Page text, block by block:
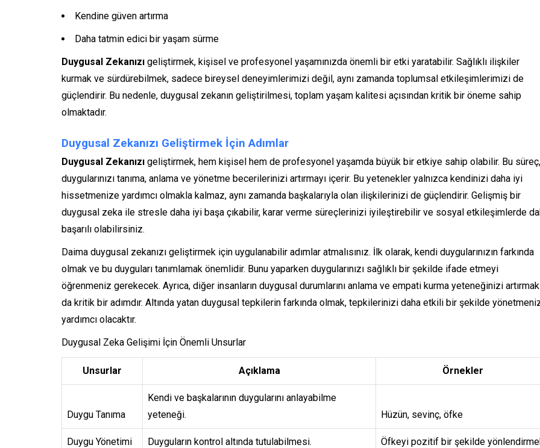
Kendine güven artırma
Daha tatmin edici bir yaşam sürme
Duygusal Zekanızı geliştirmek, kişisel ve profesyonel yaşamınızda önemli bir etki yaratabilir. Sağlıklı ilişkiler
kurmak ve sürdürebilmek, sadece bireysel deneyimlerimizi değil, aynı zamanda toplumsal etkileşimlerimizi de
güçlendirir. Bu nedenle, duygusal zekanın geliştirilmesi, toplam yaşam kalitesi açısından kritik bir öneme sahip
olmaktadır.
Duygusal Zekanızı Geliştirmek İçin Adımlar
Duygusal Zekanızı geliştirmek, hem kişisel hem de profesyonel yaşamda büyük bir etkiye sahip olabilir. Bu süreç,
duygularınızı tanıma, anlama ve yönetme becerilerinizi artırmayı içerir. Bu yetenekler yalnızca kendinizi daha iyi
hissetmenize yardımcı olmakla kalmaz, aynı zamanda başkalarıyla olan ilişkilerinizi de güçlendirir. Gelişmiş bir
duygusal zeka ile stresle daha iyi başa çıkabilir, karar verme süreçlerinizi iyileştirebilir ve sosyal etkileşimlerde
başarılı olabilirsiniz.
Daima duygusal zekanızı geliştirmek için uygulanabilir adımlar atmalısınız. İlk olarak, kendi duygularınızın farkında
olmak ve bu duyguları tanımlamak önemlidir. Bunu yaparken duygularınızı sağlıklı bir şekilde ifade etmeyi
öğrenmeniz gerekecek. Ayrıca, diğer insanların duygusal durumlarını anlama ve empati kurma yeteneğinizi artırmak
da kritik bir adımdır. Altında yatan duygusal tepkilerin farkında olmak, tepkilerinizi daha etkili bir şekilde
yardımcı olacaktır.
Duygusal Zeka Gelişimi İçin Önemli Unsurlar
Unsurlar Açıklama Örnekler
Duygu Tanıma
Kendi ve başkalarının duygularını anlayabilme
yeteneği.
Hüzün, sevinç, öfke
Duygu Yönetimi Duyguların kontrol altında tutulabilmesi. Öfkeyi pozitif bir şekilde